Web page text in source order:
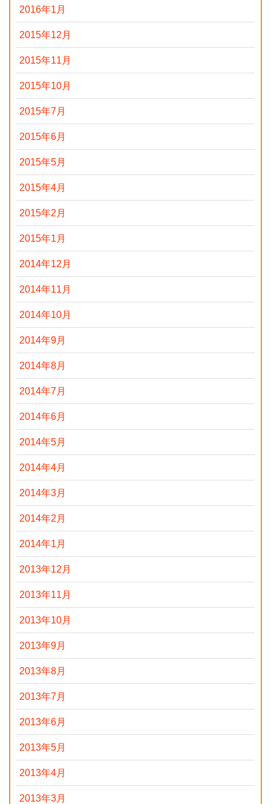
2016年1月
2015年12月
2015年11月
2015年10月
2015年7月
2015年6月
2015年5月
2015年4月
2015年2月
2015年1月
2014年12月
2014年11月
2014年10月
2014年9月
2014年8月
2014年7月
2014年6月
2014年5月
2014年4月
2014年3月
2014年2月
2014年1月
2013年12月
2013年11月
2013年10月
2013年9月
2013年8月
2013年7月
2013年6月
2013年5月
2013年4月
2013年3月